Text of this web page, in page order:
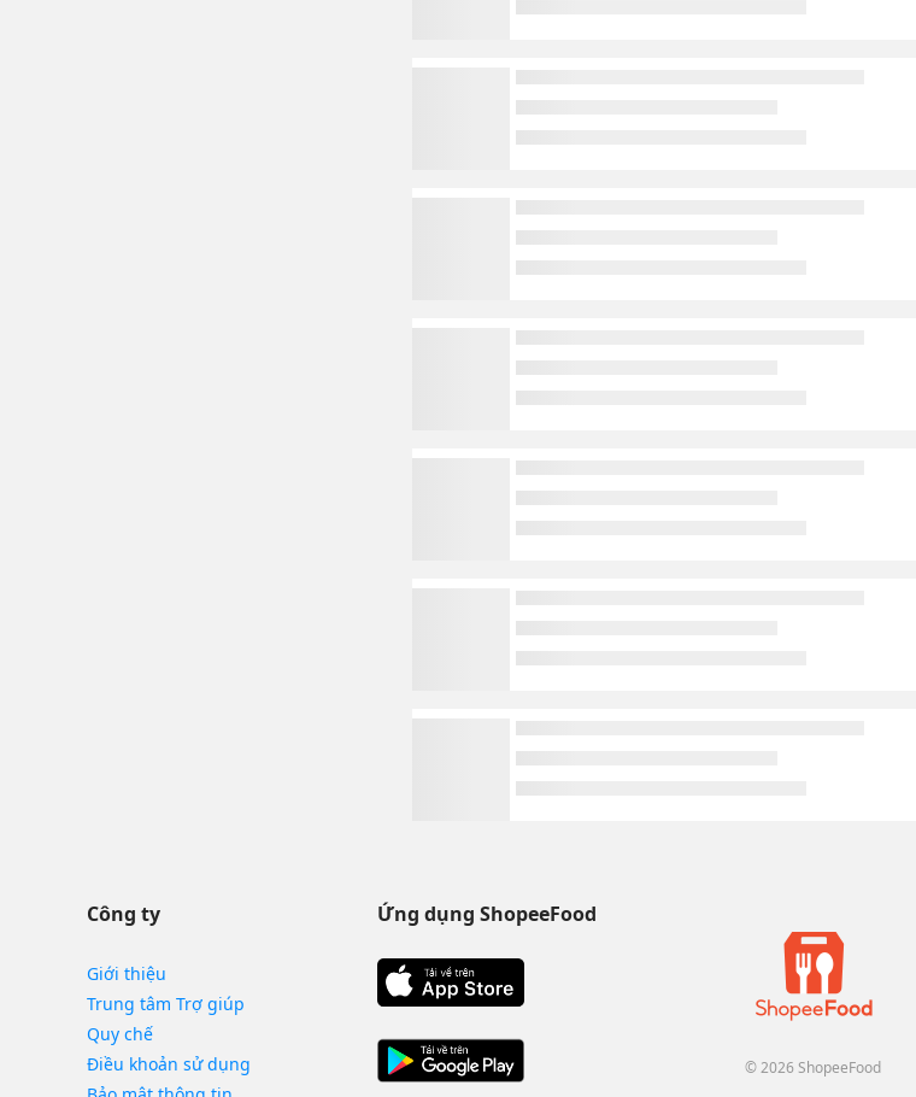
Công ty
Giới thiệu
Trung tâm Trợ giúp
Quy chế
Điều khoản sử dụng
Ứng dụng ShopeeFood
© 2026 ShopeeFood